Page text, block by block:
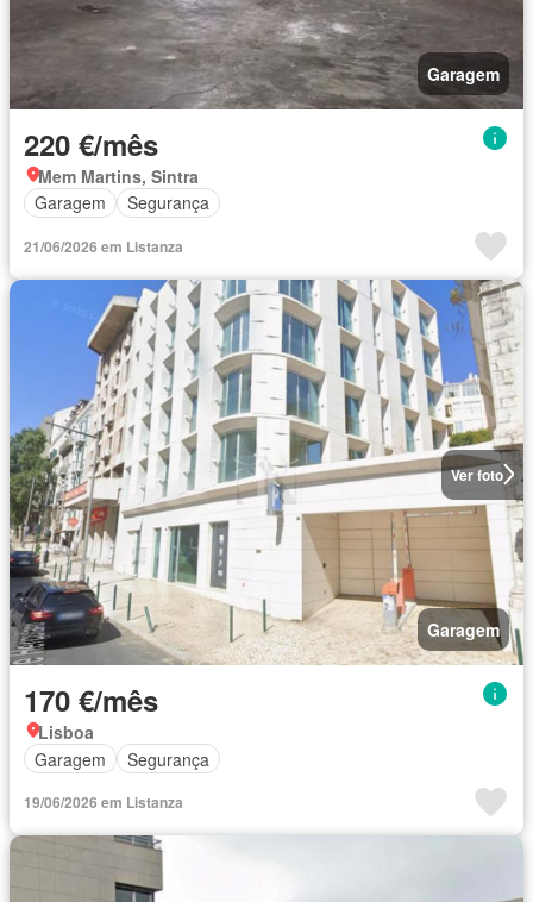
Garagem
220 €/mês
Mem Martins, Sintra
Garagem
Segurança
21/06/2026 em Listanza
Ver foto
Garagem
170 €/mês
Lisboa
Garagem
Segurança
19/06/2026 em Listanza